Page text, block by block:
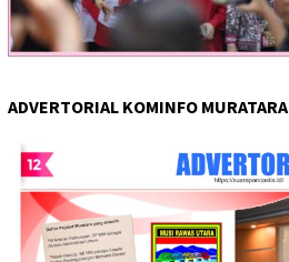
ADVERTORIAL KOMINFO MURATARA